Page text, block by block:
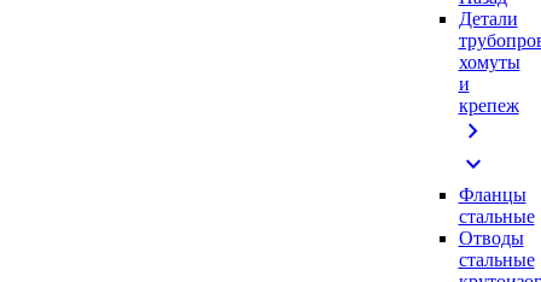
Детали
хомуты
и
крепеж
chevron_right
expand_more
Фланцы
стальные
Отводы
стальные